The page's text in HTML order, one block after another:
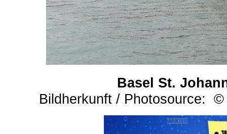
Basel St.
Bildherkunft / Photosource: